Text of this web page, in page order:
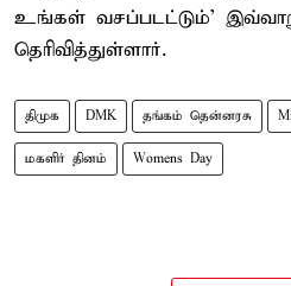
உங்கள் வசப்படட்டும்’
தெரிவித்துள்ளார்.
திமுக DMK தங்கம் தென்னரசு
மகளிர் தினம் Womens Day